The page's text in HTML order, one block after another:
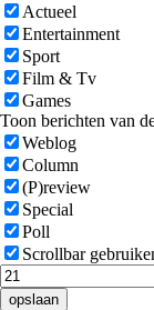
Actueel
Entertainment
Sport
Film & Tv
Games
Toon berichten van
Weblog
Column
(P)review
Special
Poll
Scrollbar
opslaan